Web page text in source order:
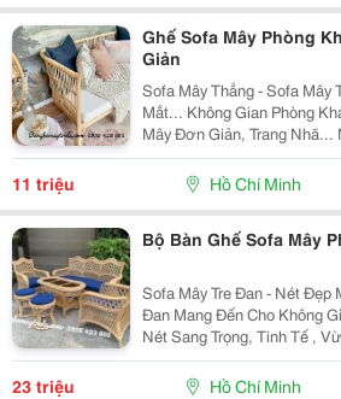
Ghế Sofa Mây Phòng
Giản
Sofa Mây Thẳng - Sofa Mây Tự Nhiên
Mắt... Không Gian Phòng Khách Ấm Cúng Cùng Sofa
Mây Đơn Giản, Trang Nhã... Nét Đẹp Của Bộ Sofa Mây
Tự Nhiên Này Được Tạo
Minh Những Cây Mây.
Chắc...
11 triệu Hồ Chí Minh
Bộ Bàn Ghế Sofa Mây
Sofa Mây Tre Đan - Nét Đẹp Mềm Mại Bộ
Đan Mang Đến Cho Không
Nét Sang Trọng, Tinh Tế ,
Vừa Mang Nét Phương Tây
Vàng Mây Đặc Trưng Được
23 triệu Hồ Chí Minh